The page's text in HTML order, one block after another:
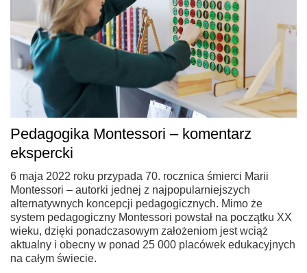
Pedagogika Montessori – komentarz
ekspercki
6 maja 2022 roku przypada 70. rocznica śmierci Marii
Montessori – autorki jednej z najpopularniejszych
alternatywnych koncepcji pedagogicznych. Mimo że
system pedagogiczny Montessori powstał na początku XX
wieku, dzięki ponadczasowym założeniom jest wciąż
aktualny i obecny w ponad 25 000 placówek edukacyjnych
na całym świecie.